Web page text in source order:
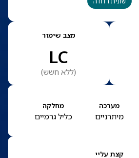
מצב שימור
LC
(ללא חשש)
מערכה
מיתרניים
מחלקה
כליל גרמיים
קצת עליי